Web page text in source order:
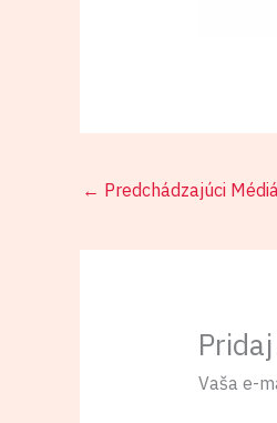
← Predchádzajúci Médiá
Vaša e-